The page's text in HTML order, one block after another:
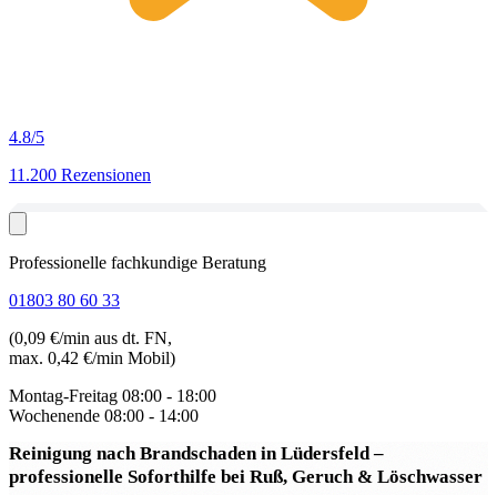
4.8/5
11.200 Rezensionen
Professionelle fachkundige Beratung
01803 80 60 33
(0,09 €/min aus dt. FN,
max. 0,42 €/min Mobil)
Montag-Freitag 08:00 - 18:00
Wochenende 08:00 - 14:00
Reinigung nach Brandschaden in Lüdersfeld–
professionelle Soforthilfe bei Ruß, Geruch & Löschwasser